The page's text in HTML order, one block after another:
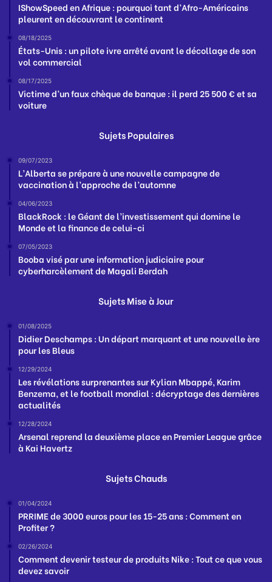
IShowSpeed en Afrique : pourquoi tant d’Afro-Américains
pleurent en découvrant le continent
08/18/2025
États-Unis : un pilote ivre arrêté avant le décollage de son
vol commercial
08/17/2025
Victime d’un faux chèque de banque : il perd 25 500 € et sa
voiture
Sujets Populaires
09/07/2023
L’Alberta se prépare à une nouvelle campagne de
vaccination à l’approche de l’automne
04/06/2023
BlackRock : le Géant de l’investissement qui domine le
Monde et la finance de celui-ci
07/05/2023
Booba visé par une information judiciaire pour
cyberharcèlement de Magali Berdah
Sujets Mise à Jour
01/08/2025
Didier Deschamps : Un départ marquant et une nouvelle ère
pour les Bleus
12/29/2024
Les révélations surprenantes sur Kylian Mbappé, Karim
Benzema, et le football mondial : décryptage des dernières
actualités
12/28/2024
Arsenal reprend la deuxième place en Premier League grâce
à Kai Havertz
Sujets Chauds
01/04/2024
PRRIME de 3000 euros pour les 15-25 ans : Comment en
Profiter ?
02/26/2024
Comment devenir testeur de produits Nike : Tout ce que vous
devez savoir